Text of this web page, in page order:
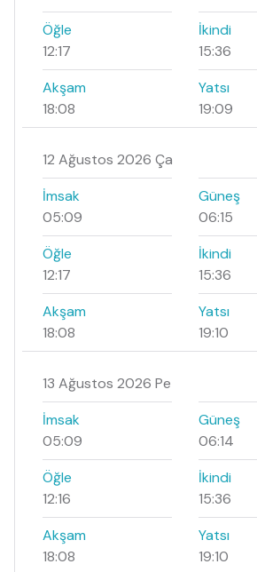
Öğle
12:17
İkindi
15:36
Akşam
18:08
Yatsı
19:09
12 Ağustos 2026 Ça
İmsak
05:09
Güneş
06:15
Öğle
12:17
İkindi
15:36
Akşam
18:08
Yatsı
19:10
13 Ağustos 2026 Pe
İmsak
05:09
Güneş
06:14
Öğle
12:16
İkindi
15:36
Akşam
18:08
Yatsı
19:10